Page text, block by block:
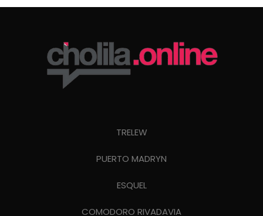
TRELEW
PUERTO MADRYN
ESQUEL
COMODORO RIVADAVIA